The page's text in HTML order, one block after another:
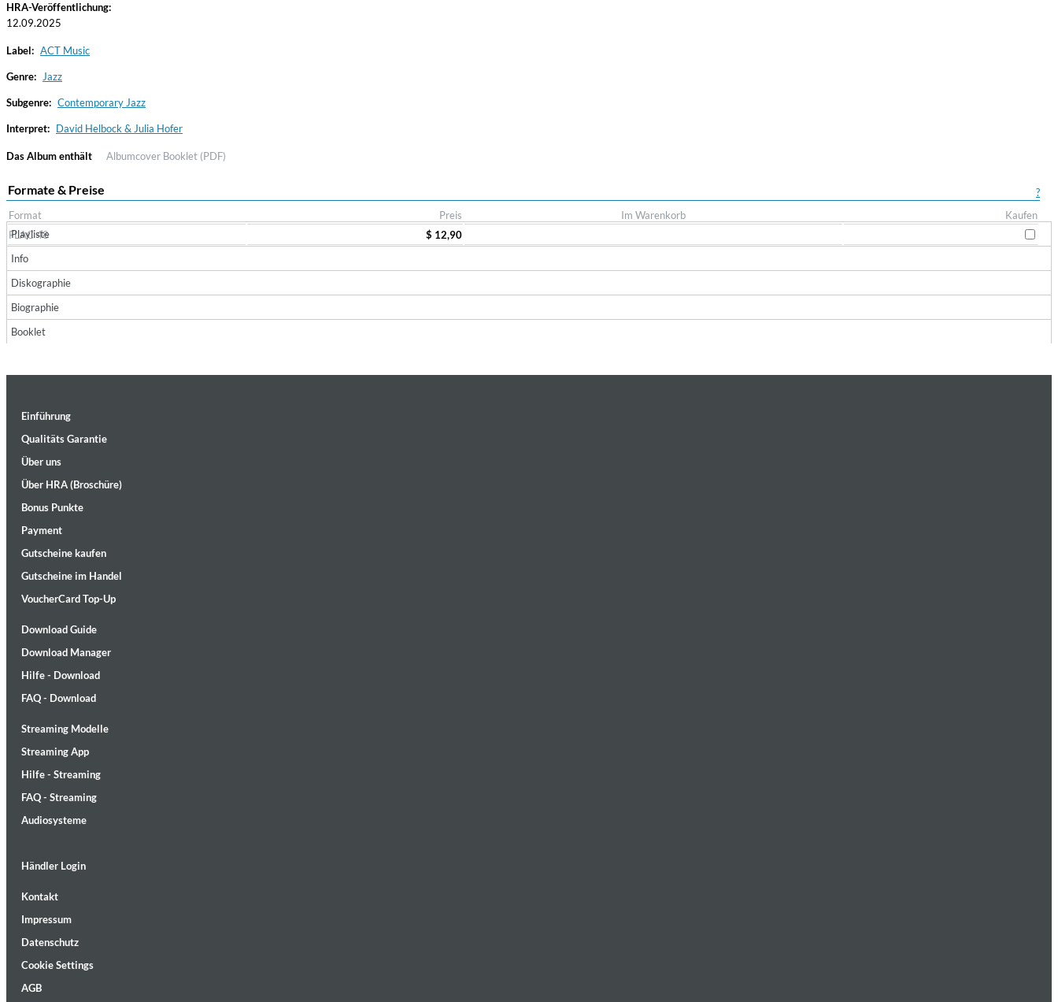
Haydn: String Quartets, Vol. 22
Leipziger Streichquartett
II Reworked
Bruce Liu
Genre:Classical
HRA-Veröffentlichung:
12.09.2025
Label: ACT Music
Genre: Jazz
Subgenre: Contemporary Jazz
Interpret: David Helbock & Julia Hofer
Das Album enthält Albumcover Booklet (PDF)
?
Formate & Preise
Format Preis Im Warenkorb
Kaufen
FLAC 48
$ 12,90
Playliste
Info
Diskographie
Biographie
Booklet
Einführung
Qualitäts Garantie
Über uns
Über HRA (Broschüre)
Bonus Punkte
Payment
Gutscheine kaufen
Gutscheine im Handel
VoucherCard Top-Up
Download Guide
Download Manager
Hilfe - Download
FAQ - Download
Streaming Modelle
Streaming App
Hilfe - Streaming
FAQ - Streaming
Audiosysteme
Händler Login
Kontakt
Impressum
Datenschutz
Cookie Settings
AGB